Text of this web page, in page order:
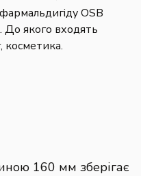
OSB
До якого входять
косметика.
160 мм зберігає